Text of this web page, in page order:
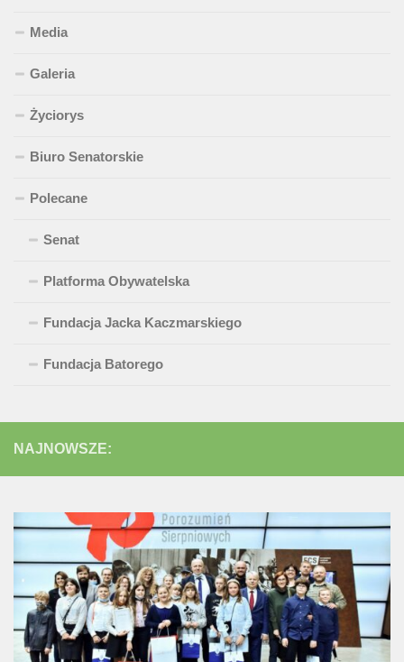
Media
Galeria
Życiorys
Biuro Senatorskie
Polecane
Senat
Platforma Obywatelska
Fundacja Jacka Kaczmarskiego
Fundacja Batorego
NAJNOWSZE: